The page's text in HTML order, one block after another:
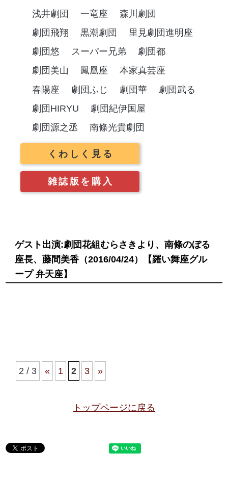
浅井劇団 一竜座
森川劇団
劇団飛翔
黒潮劇団
里見劇団進明座
劇団悠
スーパー兄弟
劇団都
劇団美山
鳳凰座
本家真芸座
春陽座
劇団ふじ 劇団華
劇団武る
劇団HIRYU
劇団紀伊国屋
劇団源之丞
南條光貴劇団
くわしく見る
雑誌版を購入
ゲスト出演:劇団花組むらさきより、南條のぼる
座長、藤間美香（2016/04/24）
【羅い舞座グル
ープ 弁天座】
2 / 3 « 1 2 3 »
トップページに戻る